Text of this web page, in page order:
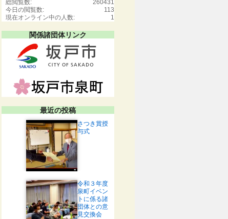
260431
総閲覧数:
113
今日の閲覧数:
1
現在オンライン中の人数:
関係諸団体リンク
最近の投稿
さつき賞授
与式
令和３年度
泉町イベン
トに係る諸
団体との意
見交換会